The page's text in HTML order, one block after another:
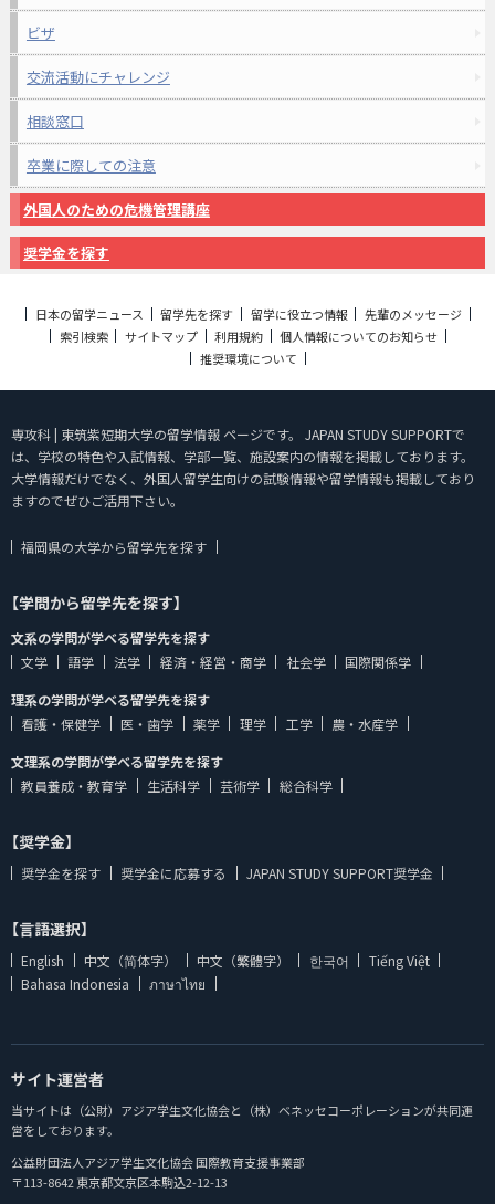
ビザ
交流活動にチャレンジ
相談窓口
卒業に際しての注意
外国人のための危機管理講座
奨学金を探す
日本の留学ニュース 留学先を探す 留学に役立つ情報
先輩のメッセージ
索引検索
サイトマップ 利用規約
個人情報についてのお知らせ
推奨環境について
専攻科 | 東筑紫短期大学の留学情報 ページです。 JAPAN STUDY SUPPORTで
は、学校の特色や入試情報、学部一覧、施設案内の情報を掲載しております。
大学情報だけでなく、外国人留学生向けの試験情報や留学情報も掲載しており
ますのでぜひご活用下さい。
福岡県の大学から留学先を探す
【学問から留学先を探す】
文系の学問が学べる留学先を探す
文学
語学 法学 経済・経営・商学 社会学
国際関係学
理系の学問が学べる留学先を探す
看護・保健学
医・歯学 薬学 理学 工学
農・水産学
文理系の学問が学べる留学先を探す
教員養成・教育学
生活科学 芸術学 総合科学
【奨学金】
奨学金を探す 奨学金に応募する JAPAN STUDY SUPPORT奨学金
【言語選択】
English 中文（简体字） 中文（繁體字） 한국어
Tiếng Việt
Bahasa Indonesia
ภาษาไทย
サイト運営者
当サイトは（公財）アジア学生文化協会と（株）ベネッセコーポレーションが共同運
営をしております。
公益財団法人アジア学生文化協会 国際教育支援事業部
〒113-8642 東京都文京区本駒込2-12-13